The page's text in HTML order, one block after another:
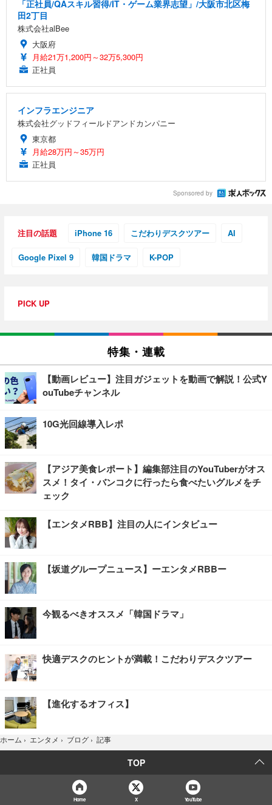
「正社員/QAスキル習得/IT・ゲーム業界志望」/大阪市北区梅
田2丁目
株式会社alBee
大阪府
月給21万1,200円～32万5,300円
正社員
インフラエンジニア
株式会社グッドフィールドアンドカンパニー
東京都
月給28万円～35万円
正社員
Sponsored by
注目の話題 iPhone 16 こだわりデスクツアー AI
Google Pixel 9 韓国ドラマ K-POP
PICK UP
特集・連載
【動画レビュー】注目ガジェットを動画で解説！公式Y
ouTubeチャンネル
10G光回線導入レポ
【アジア美食レポート】編集部注目のYouTuberがオス
スメ！タイ・バンコクに行ったら食べたいグルメをチ
ェック
【エンタメRBB】注目の人にインタビュー
【坂道グループニュース】ーエンタメRBBー
今観るべきオススメ「韓国ドラマ」
快適デスクのヒントが満載！こだわりデスクツアー
【進化するオフィス】
ホーム › エンタメ › ブログ › 記事
TOP
Home X YouTube